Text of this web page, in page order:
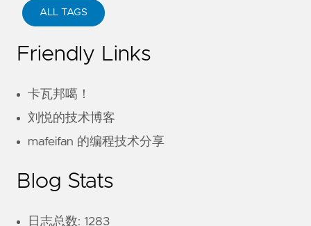
ALL TAGS
Friendly Links
卡瓦邦噶！
刘悦的技术博客
mafeifan 的编程技术分享
Blog Stats
日志总数: 1283